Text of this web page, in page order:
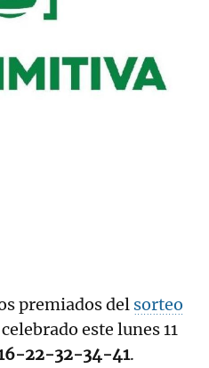
premiados del sorteo
este lunes 11
22-32-34-41.